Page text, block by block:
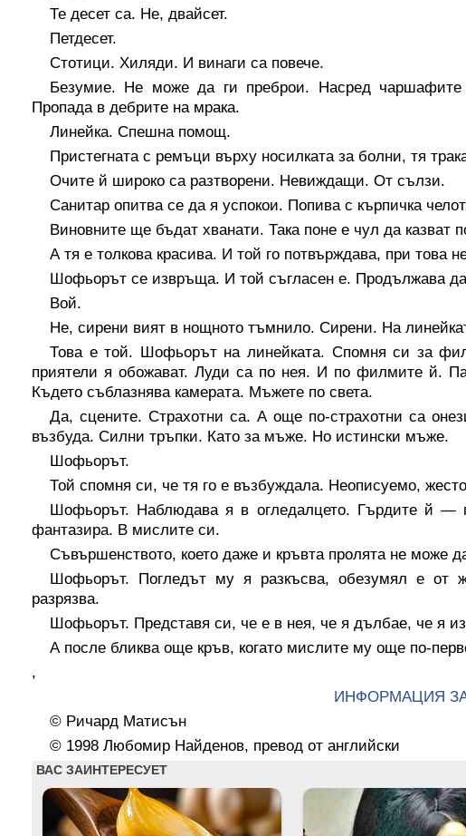
Те десет са. Не, двайсет.
Петдесет.
Стотици. Хиляди. И винаги са повече.
Безумие. Не може да ги преброи. Насред чаршафите
Пропада в дебрите на мрака.
Линейка. Спешна помощ.
Пристегната с ремъци върху носилката за болни, тя
Очите й широко са разтворени. Невиждащи. От сълзи.
Санитар опитва се да я успокои. Попива с кърпичка
Виновните ще бъдат хванати. Така поне е чул да казват
А тя е толкова красива. И той го потвърждава, при това
Шофьорът се извръща. И той съгласен е. Продължава
Вой.
Не, сирени вият в нощното тъмнило. Сирени. На
Това е той. Шофьорът на линейката. Спомня си за
приятели я обожават. Луди са по нея. И по филмите й.
Където съблазнява камерата. Мъжете по света.
Да, сцените. Страхотни са. А още по-страхотни са
възбуда. Силни тръпки. Като за мъже. Но истински мъже.
Шофьорът.
Той спомня си, че тя го е възбуждала. Неописуемо,
Шофьорът. Наблюдава я в огледалцето. Гърдите й —
фантазира. В мислите си.
Съвършенството, което даже и кръвта пролята не може
Шофьорът. Погледът му я разкъсва, обезумял е от
разрязва.
Шофьорът. Представя си, че е в нея, че я дълбае, че я
А после бликва още кръв, когато мислите му още по-
,
ИНФОРМАЦИЯ
© Ричард Матисън
© 1998 Любомир Найденов, превод от английски